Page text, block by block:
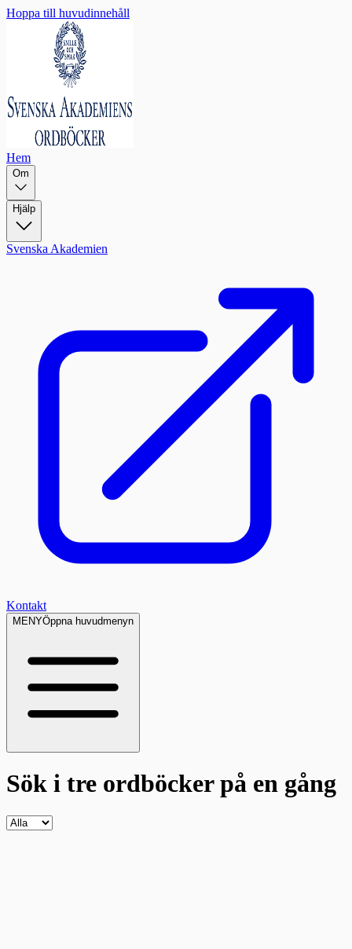
Hoppa till huvudinnehåll
Hem
Om
Hjälp
Svenska Akademien
Kontakt
MENYÖppna huvudmenyn
Sök i tre ordböckerpå en gång